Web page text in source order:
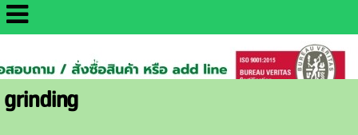
http://www.daisaemetrology.co.th/
grinding